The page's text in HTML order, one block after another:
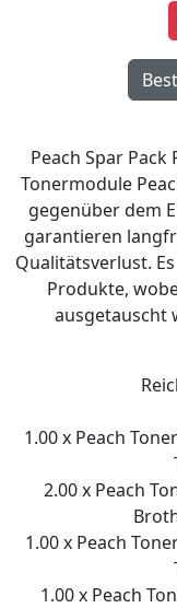
Peach Spar
Tonermodule
gegenüber dem
garantieren
Qualitätsverlust.
Produkte,
ausgetauscht
1.00 x Peach
2.00 x Peach
1.00 x Peach
1.00 x Peach